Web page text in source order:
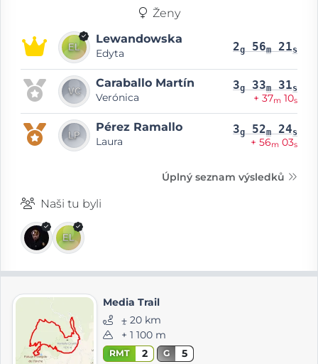
Ženy
Lewandowska
Edyta 2g 56m 21s
Caraballo Martín
Verónica
3g 33m 31s
+ 37m 10s
Pérez Ramallo
Laura
3g 52m 24s
+ 56m 03s
Úplný seznam výsledků
Naši tu byli
Media Trail
⨦ 20 km
+ 1 100 m
RMT 2 G 5